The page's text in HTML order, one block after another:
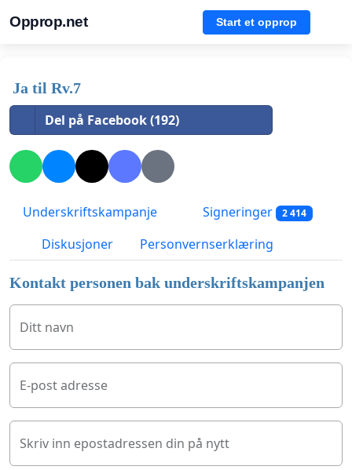
Opprop.net Start et opprop
Ja til Rv.7
Del på Facebook (192)
Underskriftskampanje Signeringer 2 414
Diskusjoner Personvernserklæring
Kontakt personen bak underskriftskampanjen
Ditt navn
E-post adresse
Skriv inn epostadressen din på nytt